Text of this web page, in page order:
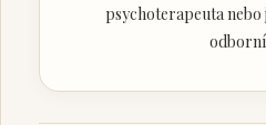
psychoterapeuta